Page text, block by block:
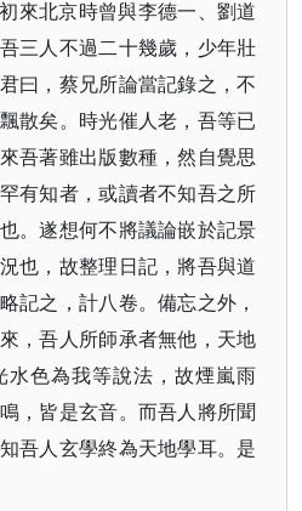
來北京時曾與李德一、劉道
三人不過二十幾歲，少年壯
曰，蔡兄所論當記錄之，不
散矣。時光催人老，吾等已
吾著雖出版數種，然自覺思
有知者，或讀者不知吾之所
。遂想何不將議論嵌於記景
也，故整理日記，將吾與道
記之，計八卷。備忘之外，
，吾人所師承者無他，天地
水色為我等說法，故煙嵐雨
，皆是玄音。而吾人將所聞
吾人玄學終為天地學耳。是